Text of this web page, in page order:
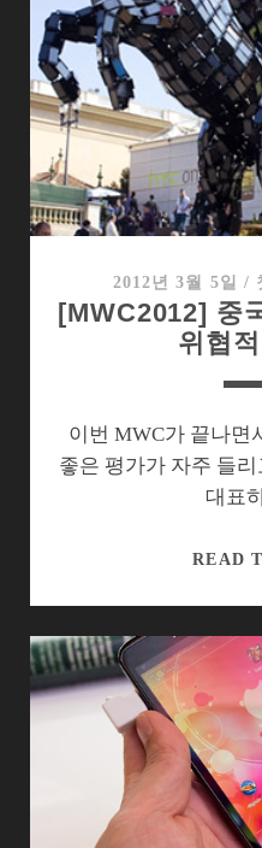
2012년 3월 5일 /
[MWC2012] 중
위협
이번 MWC가 끝나면
좋은 평가가 자주 들
대표
READ